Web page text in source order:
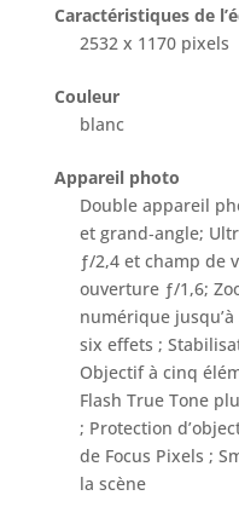
Caractéristiques de
2532 x 1170 pixels
Couleur
blanc
Appareil photo
Double appareil
et grand‑angle;
ƒ/2,4 et champ de
ouverture ƒ/1,6;
numérique
six effets ;
Objectif à cinq
Flash True Tone
; Protection
de Focus Pixels ;
la scène